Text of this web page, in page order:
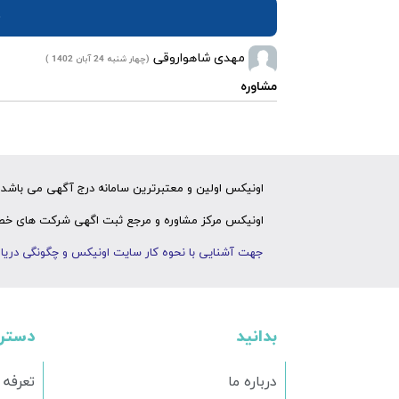
مهدی شاهواروقی (چهار شنبه 24 آبان 1402 )
مشاوره
اونیکس اولین و معتبرترین سامانه درج آگهی می
اونیکس مرکز مشاوره و مرجع ثبت اگهی شرکت های
جهت آشنایی با نحوه کار سایت اونیکس و چگونگی
بدانید
درباره ما